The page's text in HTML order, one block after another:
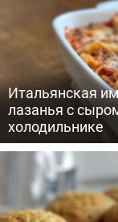
Итальянская
лазанья с
холодильнике